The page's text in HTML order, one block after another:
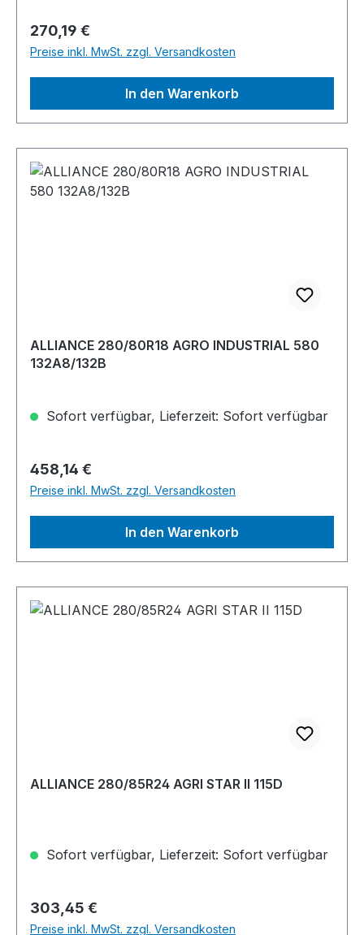
Regulärer Preis:
270,19 €
Preise inkl. MwSt. zzgl. Versandkosten
In den Warenkorb
ALLIANCE 280/80R18 AGRO INDUSTRIAL 580
132A8/132B
Sofort verfügbar, Lieferzeit: Sofort verfügbar
Regulärer Preis:
458,14 €
Preise inkl. MwSt. zzgl. Versandkosten
In den Warenkorb
ALLIANCE 280/85R24 AGRI STAR II 115D
Sofort verfügbar, Lieferzeit: Sofort verfügbar
Regulärer Preis:
303,45 €
Preise inkl. MwSt. zzgl. Versandkosten